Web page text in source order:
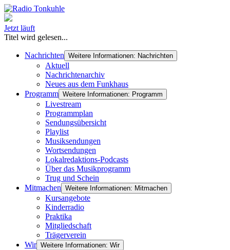
Jetzt läuft
Titel wird gelesen...
Nachrichten Weitere Informationen: Nachrichten
Aktuell
Nachrichtenarchiv
Neues aus dem Funkhaus
Programm Weitere Informationen: Programm
Livestream
Programmplan
Sendungsübersicht
Playlist
Musiksendungen
Wortsendungen
Lokalredaktions-Podcasts
Über das Musikprogramm
Trug und Schein
Mitmachen Weitere Informationen: Mitmachen
Kursangebote
Kinderradio
Praktika
Mitgliedschaft
Trägerverein
Wir Weitere Informationen: Wir